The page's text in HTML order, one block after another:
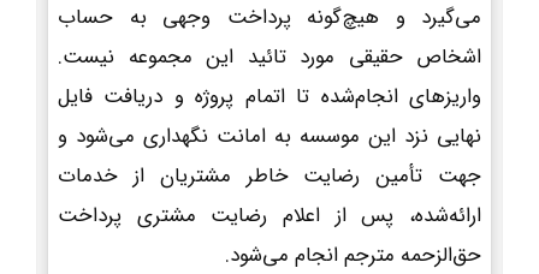
می‌گیرد و هیچ‌گونه پرداخت وجهی به حساب
اشخاص حقیقی مورد تائید این مجموعه نیست.
واریزهای انجام‌شده تا اتمام پروژه و دریافت فایل
نهایی نزد این موسسه به امانت نگهداری می‌شود و
جهت تأمین رضایت خاطر مشتریان از خدمات
ارائه‌شده، پس از اعلام رضایت مشتری پرداخت
حق‌الزحمه مترجم انجام می‌شود.